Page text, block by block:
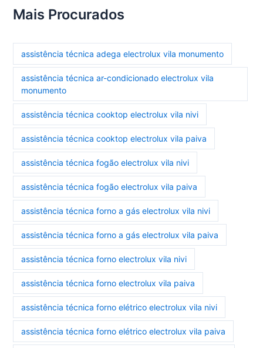
Mais Procurados
assistência técnica adega electrolux vila monumento
assistência técnica ar-condicionado electrolux vila
monumento
assistência técnica cooktop electrolux vila nivi
assistência técnica cooktop electrolux vila paiva
assistência técnica fogão electrolux vila nivi
assistência técnica fogão electrolux vila paiva
assistência técnica forno a gás electrolux vila nivi
assistência técnica forno a gás electrolux vila paiva
assistência técnica forno electrolux vila nivi
assistência técnica forno electrolux vila paiva
assistência técnica forno elétrico electrolux vila nivi
assistência técnica forno elétrico electrolux vila paiva